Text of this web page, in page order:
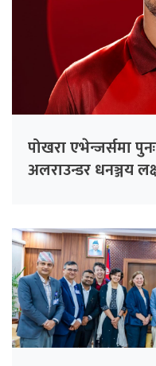
पोखरा एभेन्जर्समा
अलराउन्डर धनञ्जय